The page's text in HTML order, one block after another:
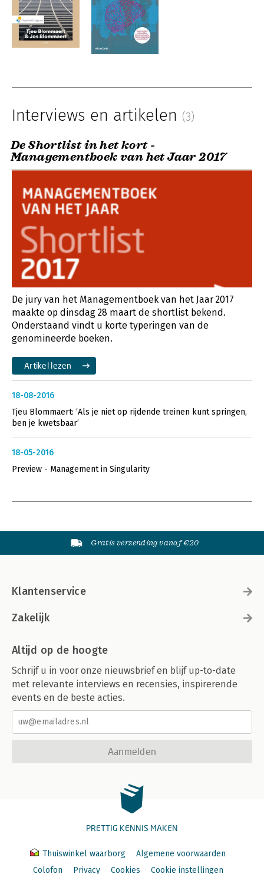
Interviews en artikelen (3)
De Shortlist in het kort -
Managementboek van het Jaar 2017
De jury van het Managementboek van het Jaar 2017
maakte op dinsdag 28 maart de shortlist bekend.
Onderstaand vindt u korte typeringen van de
genomineerde boeken.
Artikel lezen
18-08-2016
Tjeu Blommaert: ‘Als je niet op rijdende treinen kunt springen,
ben je kwetsbaar’
18-05-2016
Preview - Management in Singularity
Gratis verzending vanaf €20
Klantenservice
Zakelijk
Altijd op de hoogte
Schrijf u in voor onze nieuwsbrief en blijf up-to-date
met relevante interviews en recensies, inspirerende
events en de beste acties.
Aanmelden
PRETTIG KENNIS MAKEN
Thuiswinkel waarborg
Algemene voorwaarden
Colofon
Privacy Cookies Cookie instellingen